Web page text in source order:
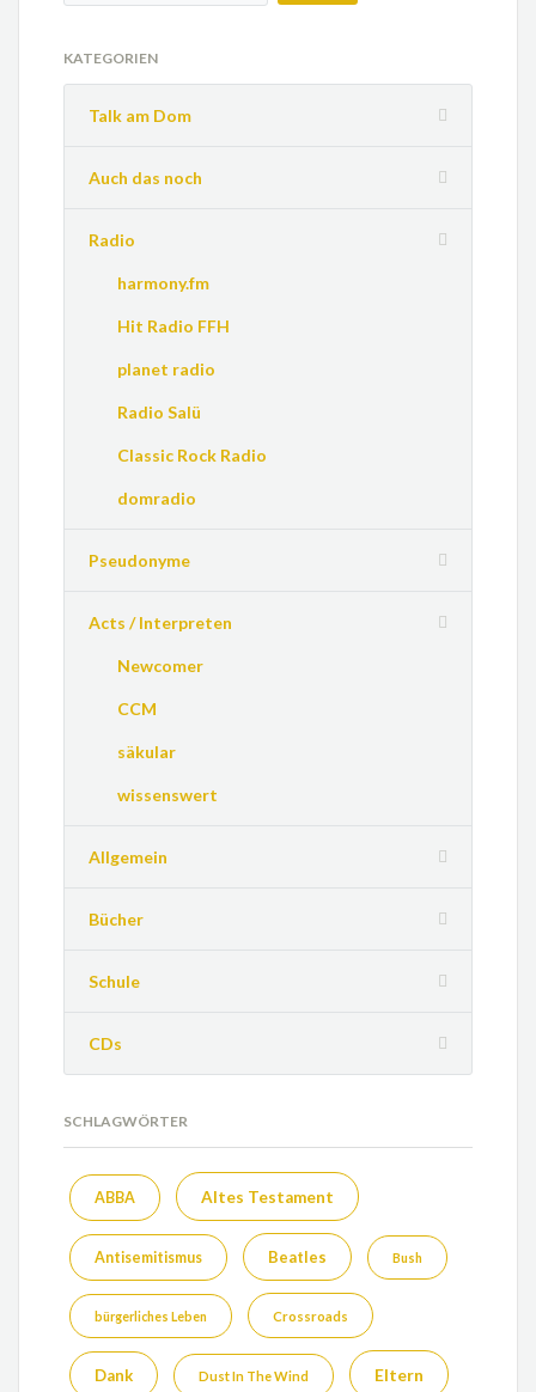
KATEGORIEN
Talk am Dom
Auch das noch
Radio
harmony.fm
Hit Radio FFH
planet radio
Radio Salü
Classic Rock Radio
domradio
Pseudonyme
Acts / Interpreten
Newcomer
CCM
säkular
wissenswert
Allgemein
Bücher
Schule
CDs
SCHLAGWÖRTER
ABBA Altes Testament
Antisemitismus Beatles Bush
bürgerliches Leben Crossroads
Dank Dust In The Wind Eltern